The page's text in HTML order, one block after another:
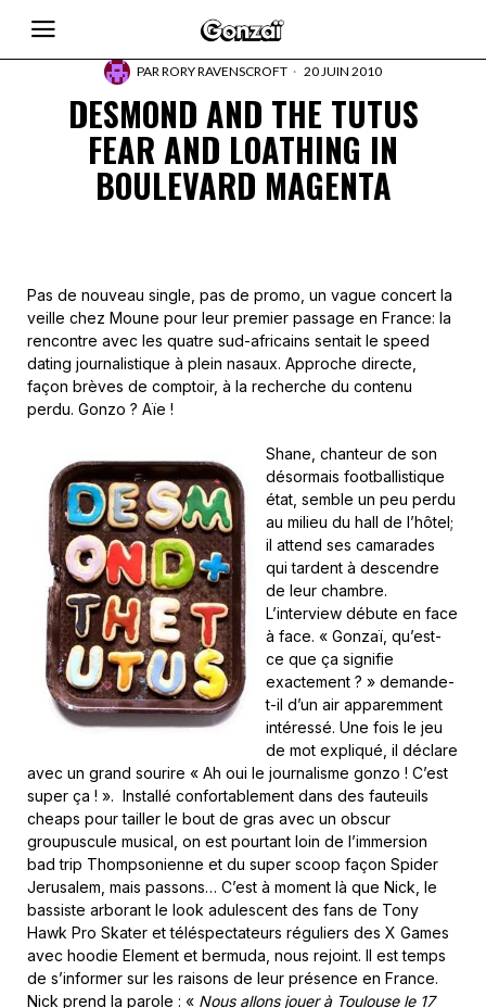
PARRORY RAVENSCROFT 20 JUIN 2010
DESMOND AND THE TUTUS
FEAR AND LOATHING IN
BOULEVARD MAGENTA
Pas de nouveau single, pas de promo, un vague concert la
veille chez Moune pour leur premier passage en France: la
rencontre avec les quatre sud-africains sentait le speed
dating journalistique à plein nasaux. Approche directe,
façon brèves de comptoir, à la recherche du contenu
perdu. Gonzo ? Aïe !
Shane, chanteur de son
désormais footballistique
état, semble un peu perdu
au milieu du hall de l’hôtel;
il attend ses camarades
qui tardent à descendre
de leur chambre.
L’interview débute en face
à face. « Gonzaï, qu’est-
ce que ça signifie
exactement ? » demande-
t-il d’un air apparemment
intéressé. Une fois le jeu
de mot expliqué, il déclare
avec un grand sourire « Ah oui le journalisme gonzo ! C’est
super ça ! ». Installé confortablement dans des fauteuils
cheaps pour tailler le bout de gras avec un obscur
groupuscule musical, on est pourtant loin de l’immersion
bad trip Thompsonienne et du super scoop façon Spider
Jerusalem, mais passons… C’est à moment là que Nick, le
bassiste arborant le look adulescent des fans de Tony
Hawk Pro Skater et téléspectateurs réguliers des X Games
avec hoodie Element et bermuda, nous rejoint. Il est temps
de s’informer sur les raisons de leur présence en France.
Nick prend la parole : « Nous allons jouer à Toulouse le 17